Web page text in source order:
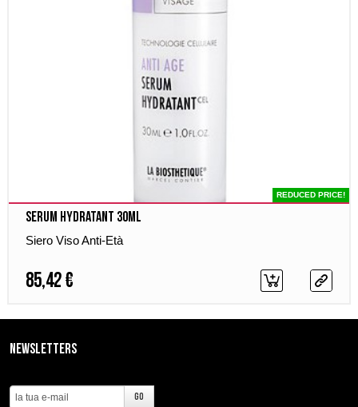
Serum Hydratant 30ml
Siero Viso Anti-Età
REDUCED PRICE!
85,42 €
Newsletters